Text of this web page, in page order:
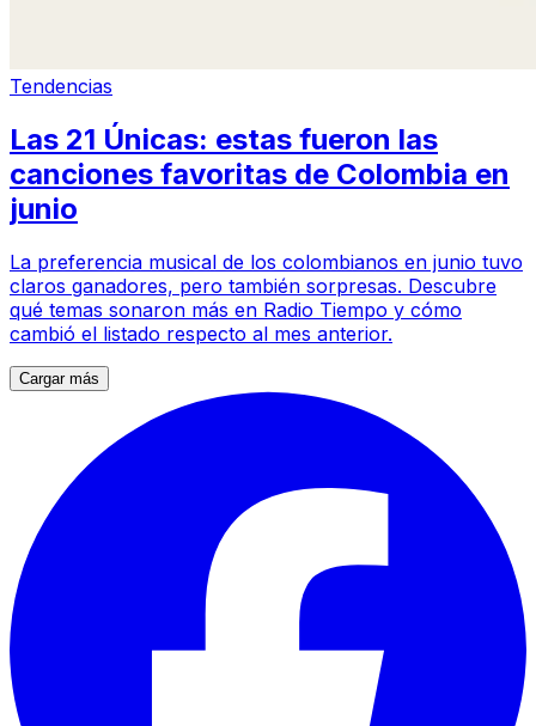
Tendencias
Las 21 Únicas: estas fueron las
canciones favoritas de Colombia en
junio
La preferencia musical de los colombianos en junio tuvo
claros ganadores, pero también sorpresas. Descubre
qué temas sonaron más en Radio Tiempo y cómo
cambió el listado respecto al mes anterior.
Cargar más